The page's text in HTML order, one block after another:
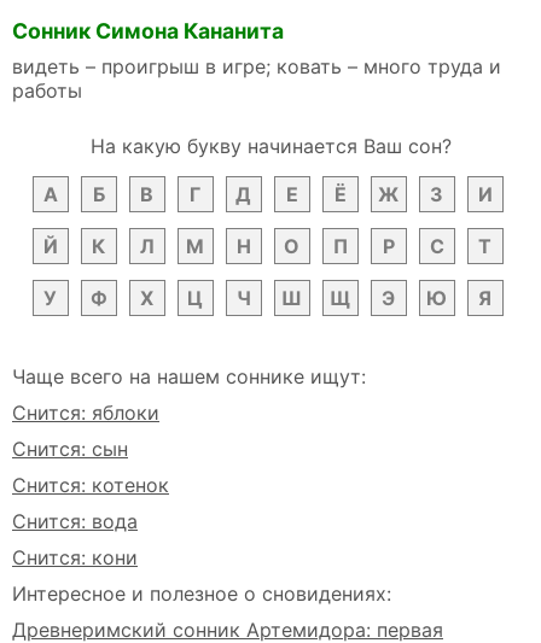
Сонник Симона Кананита
видеть – проигрыш в игре; ковать – много труда и
работы
На какую букву начинается Ваш сон?
А
Б В Г Д Е Ё Ж З И
Й К Л М Н О П Р С Т
У Ф Х Ц Ч Ш Щ Э Ю Я
Чаще всего на нашем соннике ищут:
Снится: яблоки
Снится: сын
Снится: котенок
Снится: вода
Снится: кони
Интересное и полезное о сновидениях:
Древнеримский сонник Артемидора: первая